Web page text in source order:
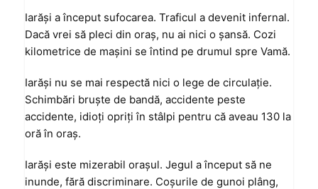
Iarăşi a început sufocarea. Traficul a devenit infernal.
Dacă vrei să pleci din oraş, nu ai nici o şansă. Cozi
kilometrice de maşini se întind pe drumul spre Vamă.
Iarăşi nu se mai respectă nici o lege de circulaţie.
Schimbări bruşte de bandă, accidente peste
accidente, idioţi opriţi în stâlpi pentru că aveau 130 la
oră în oraş.
Iarăşi este mizerabil oraşul. Jegul a început să ne
inunde, fără discriminare. Coşurile de gunoi plâng,